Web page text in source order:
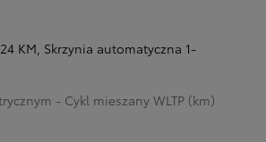
KM, Skrzynia automatyczna 1-
- Cykl mieszany WLTP (km)